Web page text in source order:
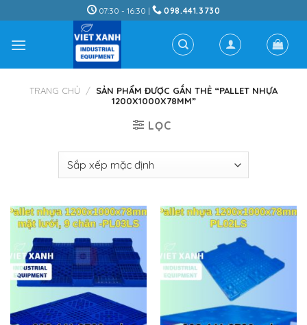
to
content
07:30 - 16:30 | 098.441.3730
TRANG CHỦ / SẢN PHẨM ĐƯỢC GẮN THẺ “PALLET NHỰA
1200X1000X78MM”
LỌC